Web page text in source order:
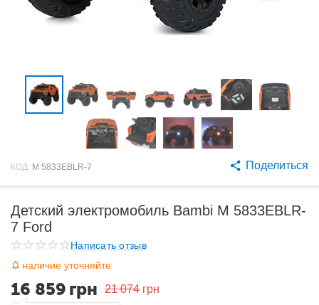
КОД: M 5833EBLR-7 Поделиться
Детский электромобиль Bambi M 5833EBLR-
7 Ford
Написать отзыв
наличие уточняйте
21 074 грн
16 859 грн